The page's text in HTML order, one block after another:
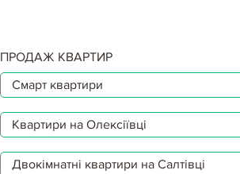
ПРОДАЖ КВАРТИР
Смарт квартири
Квартири на Олексіївці
Двокімнатні квартири на Салтівці